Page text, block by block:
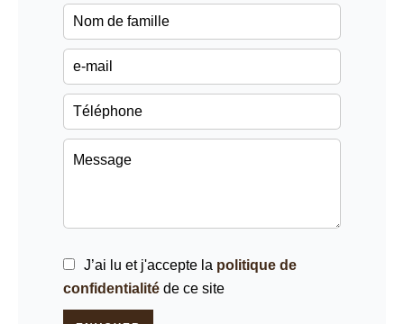
J’ai lu et j'accepte la politique de
confidentialité de ce site